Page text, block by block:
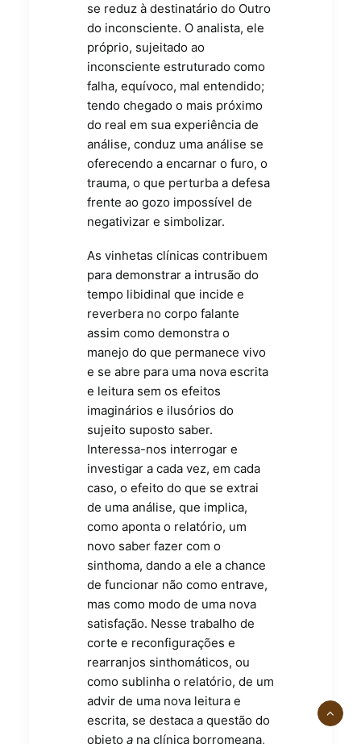
se reduz à destinatário do Outro
do inconsciente. O analista, ele
próprio, sujeitado ao
inconsciente estruturado como
falha, equívoco, mal entendido;
tendo chegado o mais próximo
do real em sua experiência de
análise, conduz uma análise se
oferecendo a encarnar o furo, o
trauma, o que perturba a defesa
frente ao gozo impossível de
negativizar e simbolizar.
As vinhetas clínicas contribuem
para demonstrar a intrusão do
tempo libidinal que incide e
reverbera no corpo falante
assim como demonstra o
manejo do que permanece vivo
e se abre para uma nova escrita
e leitura sem os efeitos
imaginários e ilusórios do
sujeito suposto saber.
Interessa-nos interrogar e
investigar a cada vez, em cada
caso, o efeito do que se extrai
de uma análise, que implica,
como aponta o relatório, um
novo saber fazer com o
sinthoma, dando a ele a chance
de funcionar não como entrave,
mas como modo de uma nova
satisfação. Nesse trabalho de
corte e reconfigurações e
rearranjos sinthomáticos, ou
como sublinha o relatório, de um
advir de uma nova leitura e
escrita, se destaca a questão do
objeto a na clínica borromeana,